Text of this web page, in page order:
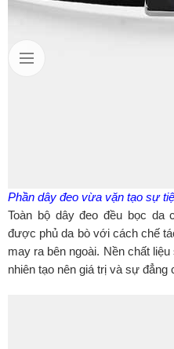
Phần dây đeo vừa vặn tạo sự
Toàn bộ dây đeo đều bọc da
được phủ da bò với cách chế
may ra bên ngoài. Nền chất
nhiên tạo nên giá trị và sự đẳng